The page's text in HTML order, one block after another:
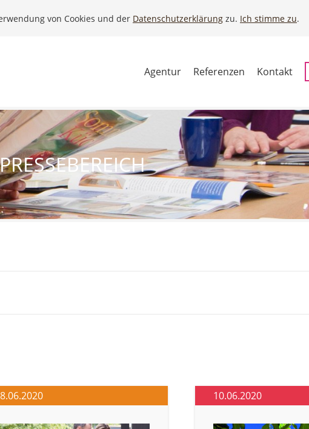
von Cookies und der Datenschutzerklärung zu. Ich stimme zu.
Agentur Referenzen Kontakt
10.06.2020